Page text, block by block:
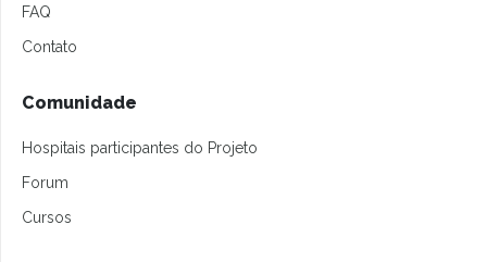
FAQ
Contato
Comunidade
Hospitais participantes do Projeto
Forum
Cursos